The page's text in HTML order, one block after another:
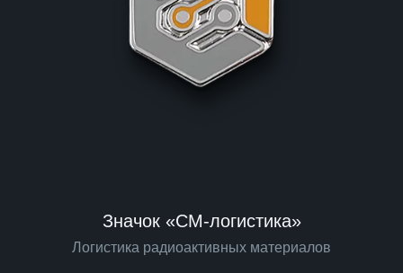
Значок «СМ-логистика»
Логистика радиоактивных материалов